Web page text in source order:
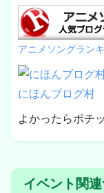
アニメソングラン
にほんブログ村
よかったらポチ
イベント関